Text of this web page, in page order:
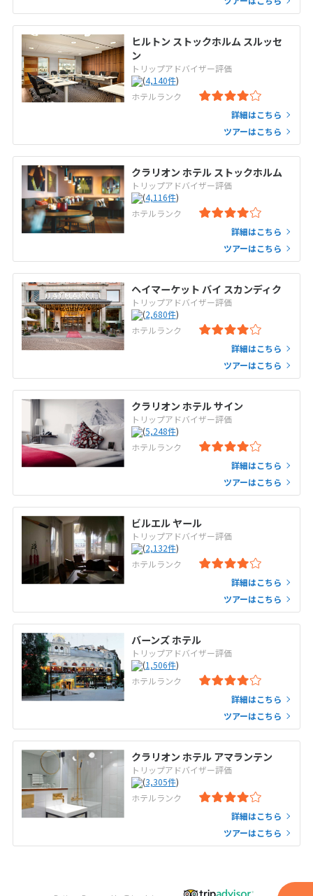
ヒルトン ストックホルム スルッセ
ン
トリップアドバイザー評価
(4,140件)
ホテルランク
詳細はこちら
ツアーはこちら
クラリオン ホテル ストックホルム
トリップアドバイザー評価
(4,116件)
ホテルランク
詳細はこちら
ツアーはこちら
ヘイマーケット バイ スカンディク
トリップアドバイザー評価
(2,680件)
ホテルランク
詳細はこちら
ツアーはこちら
クラリオン ホテル サイン
トリップアドバイザー評価
(5,248件)
ホテルランク
詳細はこちら
ツアーはこちら
ビルエル ヤール
トリップアドバイザー評価
(2,132件)
ホテルランク
詳細はこちら
ツアーはこちら
バーンズ ホテル
トリップアドバイザー評価
(1,506件)
ホテルランク
詳細はこちら
ツアーはこちら
クラリオン ホテル アマランテン
トリップアドバイザー評価
(3,305件)
ホテルランク
詳細はこちら
ツアーはこちら